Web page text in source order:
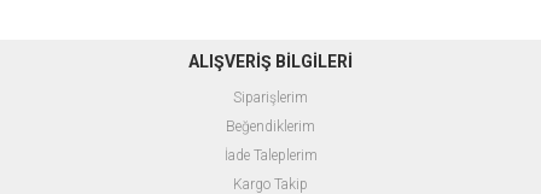
ALIŞVERİŞ BİLGİLERİ
Siparişlerim
Beğendiklerim
İade Taleplerim
Kargo Takip